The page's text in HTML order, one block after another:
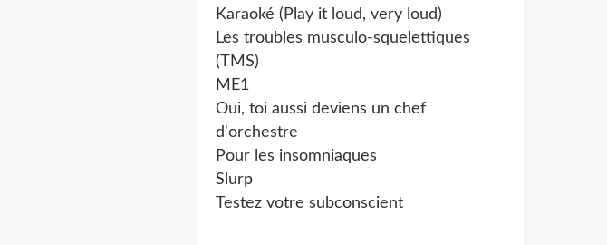
Karaoké (Play it loud, very loud)
Les troubles musculo-squelettiques
(TMS)
ME1
Oui, toi aussi deviens un chef
d'orchestre
Pour les insomniaques
Slurp
Testez votre subconscient